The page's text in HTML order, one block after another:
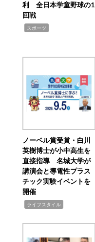
利 全日本学童野球の1
回戦
スポーツ
ノーベル賞受賞・白川
英樹博士が小中高生を
直接指導 名城大学が
講演会と導電性プラス
チック実験イベントを
開催
ライフスタイル